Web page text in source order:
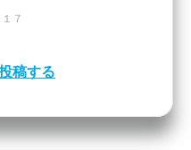
７
稿する